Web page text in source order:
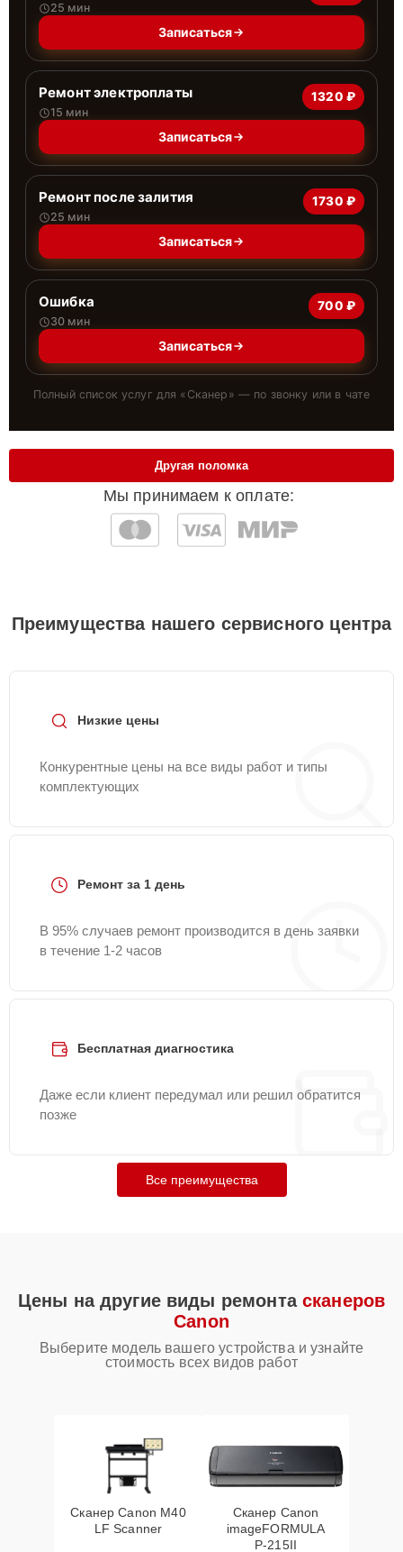
25 мин
Записаться
Ремонт электроплаты
15 мин
1320 ₽
Записаться
Ремонт после залития
25 мин
1730 ₽
Записаться
Ошибка
30 мин
700 ₽
Записаться
Полный список услуг для « Сканер » — по звонку или в чате
Мы принимаем к оплате:
Другая поломка
Преимущества нашего сервисного центра
Низкие цены
Конкурентные цены на все виды работ и типы
комплектующих
Ремонт за 1 день
В 95% случаев ремонт производится в день заявки
в течение 1-2 часов
Бесплатная диагностика
Даже если клиент передумал или решил обратится
позже
Все преимущества
Цены на другие виды ремонта сканеров
Canon
Выберите модель вашего устройства и узнайте
стоимость всех видов работ
Сканер Canon M40
LF Scanner
Сканер Canon
imageFORMULA
P‑215II